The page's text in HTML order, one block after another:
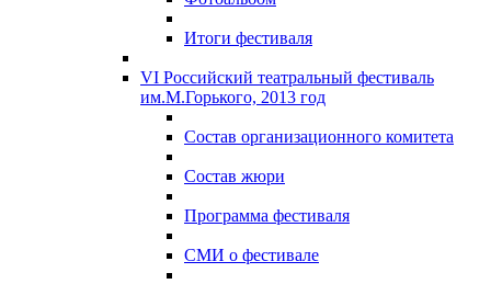
Итоги фестиваля
VI Российский театральный фестиваль
им.М.Горького, 2013 год
Состав организационного комитета
Состав жюри
Программа фестиваля
СМИ о фестивале